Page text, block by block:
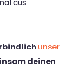
aus
unser
deinen